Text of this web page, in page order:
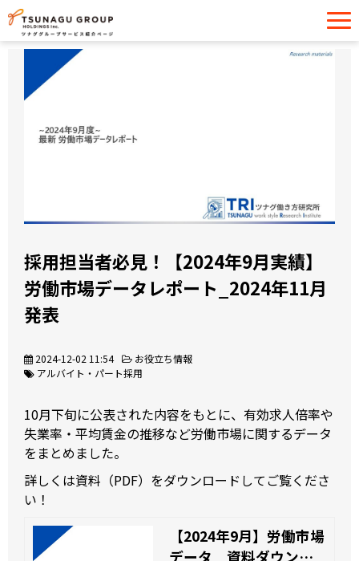
採用担当者必見！【2024年9月実績】
労働市場データレポート_2024年11月
発表
2024-12-02 11:54
お役立ち情報
アルバイト・パート採用
10月下旬に公表された内容をもとに、有効求人倍率や
失業率・平均賃金の推移など労働市場に関するデータ
をまとめました。
詳しくは資料（PDF）をダウンロードしてご覧くださ
い！
【2024年9月】労働市場
データ 資料ダウンロ